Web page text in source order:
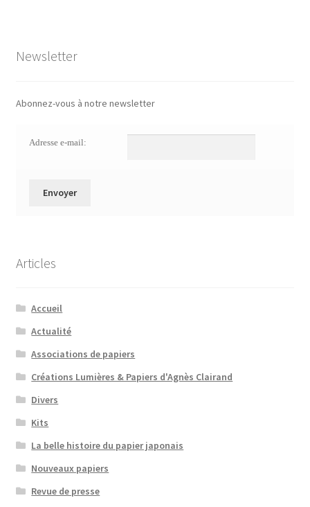
Newsletter
Abonnez-vous à notre newsletter
Adresse e-mail:
Articles
Accueil
Actualité
Associations de papiers
Créations Lumières & Papiers d'Agnès Clairand
Divers
Kits
La belle histoire du papier japonais
Nouveaux papiers
Revue de presse